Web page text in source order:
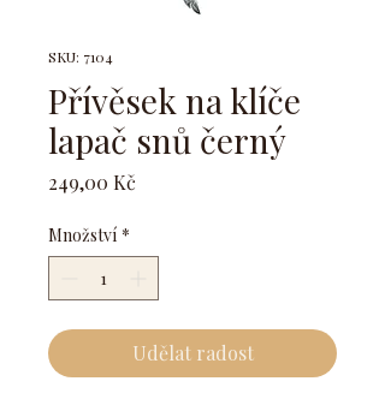
SKU: 7104
Přívěsek na klíče
lapač snů černý
249,00 Kč
Množství *
Udělat radost